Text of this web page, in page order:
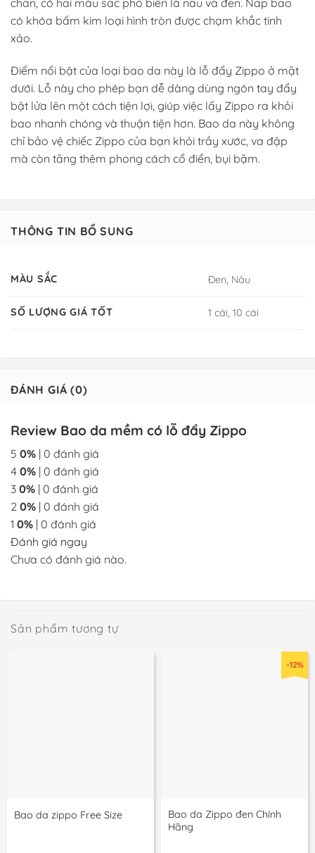
chắn, có hai màu sắc phổ biến là nâu và đen. Nắp bao
có khóa bấm kim loại hình tròn được chạm khắc tinh
xảo.
Điểm nổi bật của loại bao da này là lỗ đẩy Zippo ở mặt
dưới. Lỗ này cho phép bạn dễ dàng dùng ngón tay đẩy
bật lửa lên một cách tiện lợi, giúp việc lấy Zippo ra khỏi
bao nhanh chóng và thuận tiện hơn. Bao da này không
chỉ bảo vệ chiếc Zippo của bạn khỏi trầy xước, va đập
mà còn tăng thêm phong cách cổ điển, bụi bặm.
THÔNG TIN BỔ SUNG
MÀU SẮC Đen, Nâu
SỐ LƯỢNG GIÁ TỐT 1 cái, 10 cái
ĐÁNH GIÁ (0)
Review Bao da mềm có lỗ đẩy Zippo
5 0% | 0 đánh giá
4 0% | 0 đánh giá
3 0% | 0 đánh giá
2 0% | 0 đánh giá
1 0% | 0 đánh giá
Đánh giá ngay
Chưa có đánh giá nào.
Sản phẩm tương tự
Bao da zippo Free Size
-12%
Bao da Zippo đen Chính
Hãng